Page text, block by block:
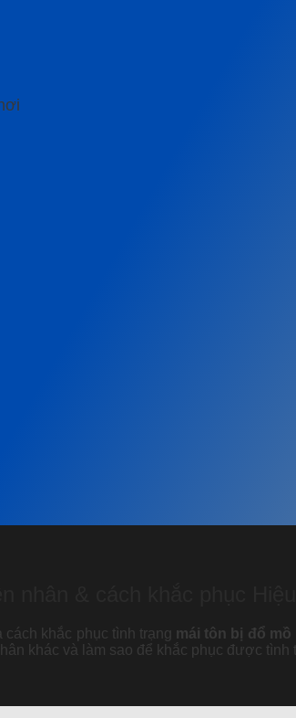
cách khắc phục tình trạng mái tôn bị đổ mồ
khác và làm sao để khắc phục được tình